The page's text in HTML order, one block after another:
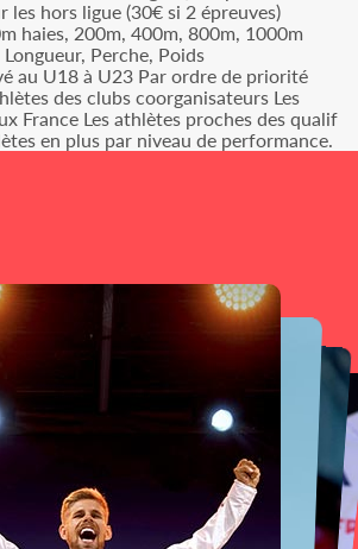
les hors ligue (30€ si 2 épreuves)
haies, 200m, 400m, 800m, 1000m
Perche, Poids
au U18 à U23 Par ordre de priorité
des clubs coorganisateurs Les
France Les athlètes proches des qualif
en plus par niveau de performance.